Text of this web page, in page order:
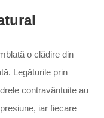
o clădire din
Legăturile prin
contravântuite au
iar fiecare